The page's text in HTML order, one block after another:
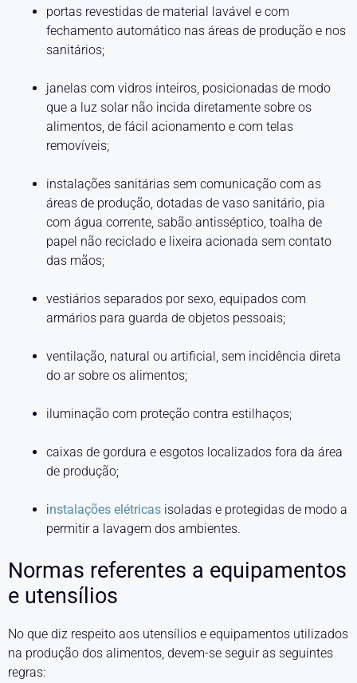
portas revestidas de material lavável e com
fechamento automático nas áreas de produção e nos
sanitários;
janelas com vidros inteiros, posicionadas de modo
que a luz solar não incida diretamente sobre os
alimentos, de fácil acionamento e com telas
removíveis;
instalações sanitárias sem comunicação com as
áreas de produção, dotadas de vaso sanitário, pia
com água corrente, sabão antisséptico, toalha de
papel não reciclado e lixeira acionada sem contato
das mãos;
vestiários separados por sexo, equipados com
armários para guarda de objetos pessoais;
ventilação, natural ou artificial, sem incidência direta
do ar sobre os alimentos;
iluminação com proteção contra estilhaços;
caixas de gordura e esgotos localizados fora da área
de produção;
instalações elétricas isoladas e protegidas de modo a
permitir a lavagem dos ambientes.
Normas referentes a equipamentos
e utensílios
No que diz respeito aos utensílios e equipamentos utilizados
na produção dos alimentos, devem-se seguir as seguintes
regras: